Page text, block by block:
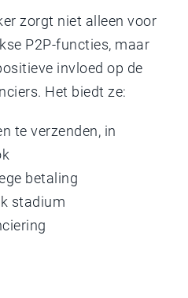
zorgt niet alleen voor
P2P-functies, maar
invloed op de
Het biedt ze:
te verzenden, in
betaling
stadium